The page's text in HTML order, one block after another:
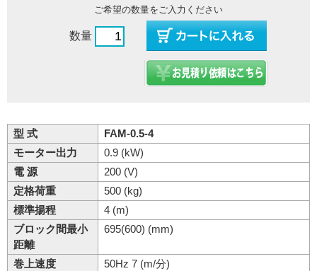
ご希望の数量をご入力ください
数量
型 式
FAM-0.5-4
モーター出力
0.9 (kW)
電 源
200 (V)
定格荷重
500 (kg)
標準揚程
4 (m)
ブロック間最小
距離
695(600) (mm)
巻上速度
50Hz 7 (m/分)